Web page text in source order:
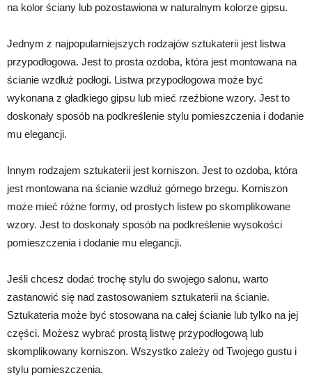
na kolor ściany lub pozostawiona w naturalnym kolorze gipsu.
Jednym z najpopularniejszych rodzajów sztukaterii jest listwa
przypodłogowa. Jest to prosta ozdoba, która jest montowana na
ścianie wzdłuż podłogi. Listwa przypodłogowa może być
wykonana z gładkiego gipsu lub mieć rzeźbione wzory. Jest to
doskonały sposób na podkreślenie stylu pomieszczenia i dodanie
mu elegancji.
Innym rodzajem sztukaterii jest korniszon. Jest to ozdoba, która
jest montowana na ścianie wzdłuż górnego brzegu. Korniszon
może mieć różne formy, od prostych listew po skomplikowane
wzory. Jest to doskonały sposób na podkreślenie wysokości
pomieszczenia i dodanie mu elegancji.
Jeśli chcesz dodać trochę stylu do swojego salonu, warto
zastanowić się nad zastosowaniem sztukaterii na ścianie.
Sztukateria może być stosowana na całej ścianie lub tylko na jej
części. Możesz wybrać prostą listwę przypodłogową lub
skomplikowany korniszon. Wszystko zależy od Twojego gustu i
stylu pomieszczenia.